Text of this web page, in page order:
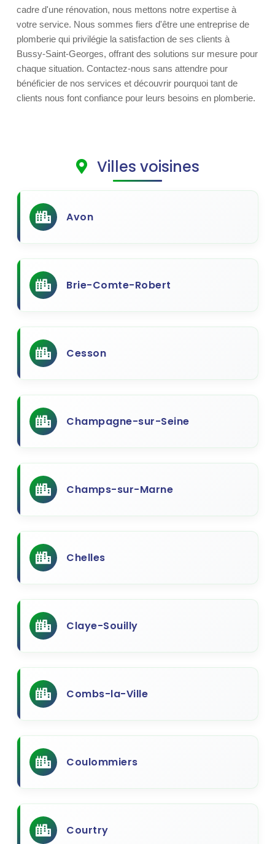
cadre d'une rénovation, nous mettons notre expertise à
votre service. Nous sommes fiers d'être une entreprise de
plomberie qui privilégie la satisfaction de ses clients à
Bussy-Saint-Georges, offrant des solutions sur mesure pour
chaque situation. Contactez-nous sans attendre pour
bénéficier de nos services et découvrir pourquoi tant de
clients nous font confiance pour leurs besoins en plomberie.
Villes voisines
Avon
Brie-Comte-Robert
Cesson
Champagne-sur-Seine
Champs-sur-Marne
Chelles
Claye-Souilly
Combs-la-Ville
Coulommiers
Courtry